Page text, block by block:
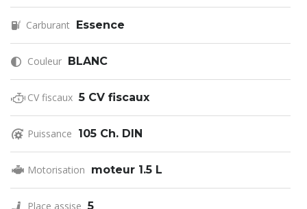
Carburant Essence
Couleur BLANC
CV fiscaux 5 CV fiscaux
Puissance 105 Ch. DIN
Motorisation moteur 1.5 L
Place assise 5